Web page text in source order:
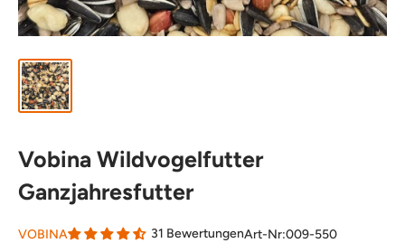
Vobina Wildvogelfutter
Ganzjahresfutter
VOBINA 31 BewertungenArt-Nr:009-550